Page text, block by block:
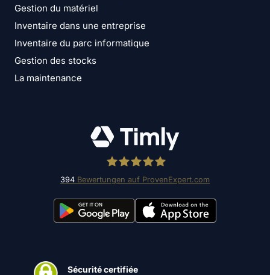
Gestion du matériel
Inventaire dans une entreprise
Inventaire du parc informatique
Gestion des stocks
La maintenance
Timly Software AG
394 Bewertungen auf ProvenExpert.com
Sécurité certifiée